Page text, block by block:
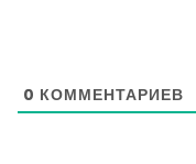
0 КОММЕНТАРИЕВ